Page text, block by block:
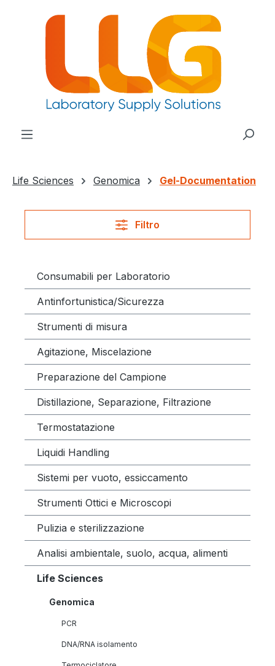
principale
Life Sciences Genomica Gel-Documentation
Filtro
Consumabili per Laboratorio
Antinfortunistica/Sicurezza
Strumenti di misura
Agitazione, Miscelazione
Preparazione del Campione
Distillazione, Separazione, Filtrazione
Termostatazione
Liquidi Handling
Sistemi per vuoto, essiccamento
Strumenti Ottici e Microscopi
Pulizia e sterilizzazione
Analisi ambientale, suolo, acqua, alimenti
Life Sciences
Genomica
PCR
DNA/RNA isolamento